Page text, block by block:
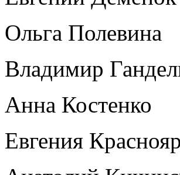
Ольга Полевина
Владимир
Анна Костенко
Евгения